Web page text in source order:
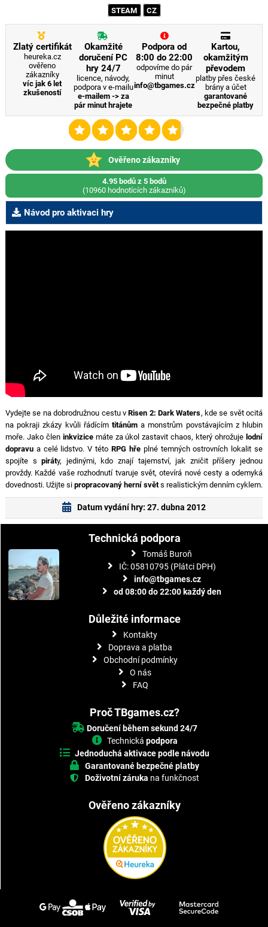
STEAM CZ
Zlatý certifikát
heureka.cz
ověřeno
zákazníky
víc jak 6 let
zkušeností
Okamžité
doručení PC
hry 24/7
licence, návody,
podpora v e-mailu
e-mailem -> za
pár minut hrajete
Podpora od
8:00 do 22:00
odpovíme do pár
minut
info@tbgames.cz
Kartou,
okamžitým
převodem
platby přes české
brány a účet
garantované
bezpečné platby
Ověřeno zákazníky
4.95 bodů z 5 bodů
(10960 hodnotících zákazníků)
Návod pro aktivaci hry
Vydejte se na dobrodružnou cestu vRisen 2: Dark Waters, kde se svět ocitá
na pokraji zkázy kvůli řádícím titánům a monstrům povstávajícím z hlubin
moře. Jako člen inkvizicemáte za úkol zastavit chaos, který ohrožujelodní
dopravua celé lidstvo. V této RPG hřeplné temných ostrovních lokalit se
spojíte spiráty, jedinými, kdo znají tajemství, jak zničit příšery jednou
provždy. Každé vaše rozhodnutí tvaruje svět, otevírá nové cesty a odemyká
dovednosti. Užijte si propracovaný herní světs realistickým denním cyklem.
Datum vydání hry: 27. dubna 2012
Technická podpora
Tomáš Buroň
IČ: 05810795 (Plátci DPH)
info@tbgames.cz
od 08:00 do 22:00 každý den
Důležité informace
Kontakty
Doprava a platba
Obchodní podmínky
O nás
FAQ
Proč TBgames.cz?
Doručení během sekund 24/7
Technická podpora
Jednoduchá aktivace podle návodu
Garantované bezpečné platby
Doživotní záruka na funkčnost
Ověřeno zákazníky